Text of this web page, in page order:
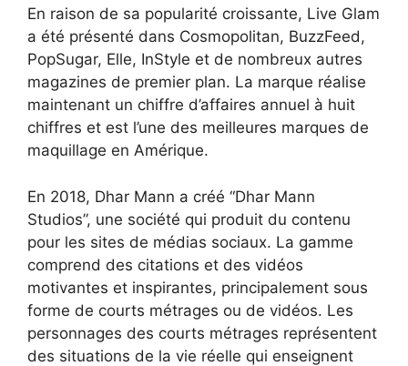
En raison de sa popularité croissante, Live Glam
a été présenté dans Cosmopolitan, BuzzFeed,
PopSugar, Elle, InStyle et de nombreux autres
magazines de premier plan. La marque réalise
maintenant un chiffre d’affaires annuel à huit
chiffres et est l’une des meilleures marques de
maquillage en Amérique.
En 2018, Dhar Mann a créé “Dhar Mann
Studios”, une société qui produit du contenu
pour les sites de médias sociaux. La gamme
comprend des citations et des vidéos
motivantes et inspirantes, principalement sous
forme de courts métrages ou de vidéos. Les
personnages des courts métrages représentent
des situations de la vie réelle qui enseignent